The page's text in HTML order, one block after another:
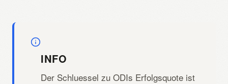
INFO
Der Schluessel zu ODIs Erfolgsquote ist